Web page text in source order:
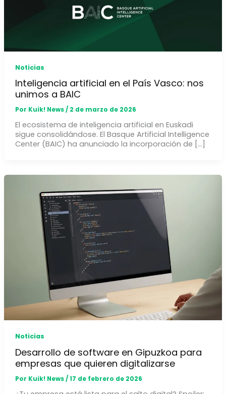
Noticias
Inteligencia artificial en el País Vasco: nos
unimos a BAIC
Por Kuik! News/ 2 de marzo de 2026
El ecosistema de inteligencia artificial en Euskadi
sigue consolidándose. El Basque Artificial Intelligence
Center (BAIC) ha anunciado la incorporación de […]
Noticias
Desarrollo de software en Gipuzkoa para
empresas que quieren digitalizarse
Por Kuik! News/17 de febrero de 2026